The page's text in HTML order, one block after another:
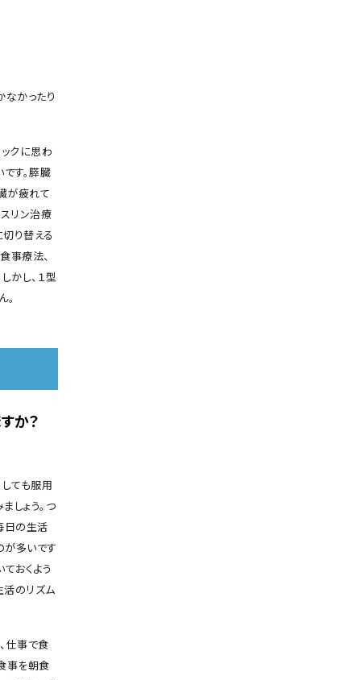
なかったり
クに思わ
す。膵臓
が疲れて
リン治療
り替える
事療法、
かし、１型
。
か？
ても服用
しょう。つ
日の生活
が多いです
おくよう
活のリズム
仕事で食
事を朝食